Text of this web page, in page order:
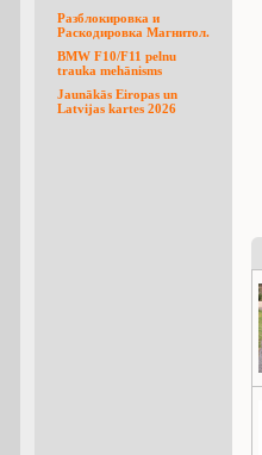
Разблокировка и
Раскодировка Магнитол.
BMW F10/F11 pelnu
trauka mehānisms
Jaunākās Eiropas un
Latvijas kartes 2026